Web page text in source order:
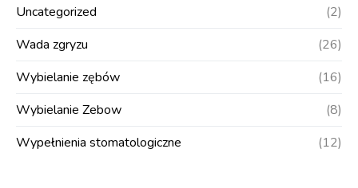
Uncategorized
(2)
Wada zgryzu
(26)
Wybielanie zębów
(16)
Wybielanie Zebow
(8)
Wypełnienia stomatologiczne
(12)